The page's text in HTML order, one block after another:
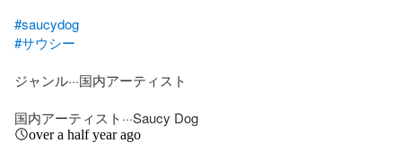
#saucydog
#サウシー
ジャンル···国内アーティスト
国内アーティスト···Saucy Dog
over a half year ago